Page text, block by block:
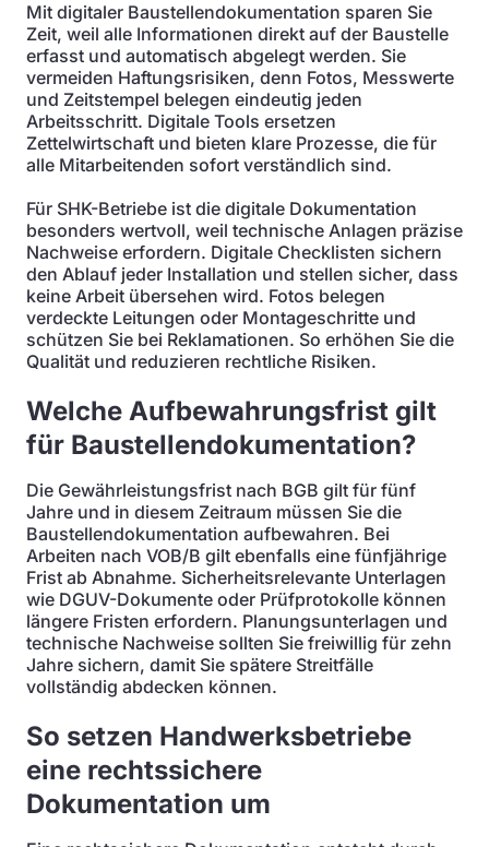
Mit digitaler Baustellendokumentation sparen Sie
Zeit, weil alle Informationen direkt auf der Baustelle
erfasst und automatisch abgelegt werden. Sie
vermeiden Haftungsrisiken, denn Fotos, Messwerte
und Zeitstempel belegen eindeutig jeden
Arbeitsschritt. Digitale Tools ersetzen
Zettelwirtschaft und bieten klare Prozesse, die für
alle Mitarbeitenden sofort verständlich sind.
Für SHK-Betriebe ist die digitale Dokumentation
besonders wertvoll, weil technische Anlagen präzise
Nachweise erfordern. Digitale Checklisten sichern
den Ablauf jeder Installation und stellen sicher, dass
keine Arbeit übersehen wird. Fotos belegen
verdeckte Leitungen oder Montageschritte und
schützen Sie bei Reklamationen. So erhöhen Sie die
Qualität und reduzieren rechtliche Risiken.
Welche Aufbewahrungsfrist gilt
für Baustellendokumentation?
Die Gewährleistungsfrist nach BGB gilt für fünf
Jahre und in diesem Zeitraum müssen Sie die
Baustellendokumentation aufbewahren. Bei
Arbeiten nach VOB/B gilt ebenfalls eine fünfjährige
Frist ab Abnahme. Sicherheitsrelevante Unterlagen
wie DGUV-Dokumente oder Prüfprotokolle können
längere Fristen erfordern. Planungsunterlagen und
technische Nachweise sollten Sie freiwillig für zehn
Jahre sichern, damit Sie spätere Streitfälle
vollständig abdecken können.
So setzen Handwerksbetriebe
eine rechtssichere
Dokumentation um